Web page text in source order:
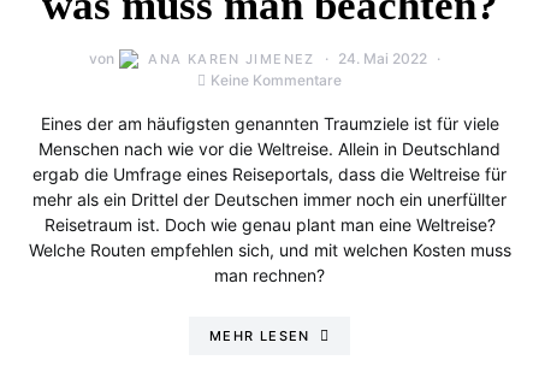
von ANA KAREN JIMENEZ
24. Mai 2022
Keine Kommentare
Eines der am häufigsten genannten Traumziele ist für viele
Menschen nach wie vor die Weltreise. Allein in Deutschland
ergab die Umfrage eines Reiseportals, dass die Weltreise für
mehr als ein Drittel der Deutschen immer noch ein unerfüllter
Reisetraum ist. Doch wie genau plant man eine Weltreise?
Welche Routen empfehlen sich, und mit welchen Kosten muss
man rechnen?
MEHR LESEN